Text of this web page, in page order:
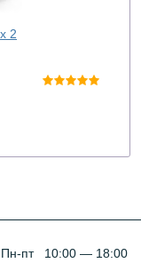
2
Пн-пт 10:00 — 18:00